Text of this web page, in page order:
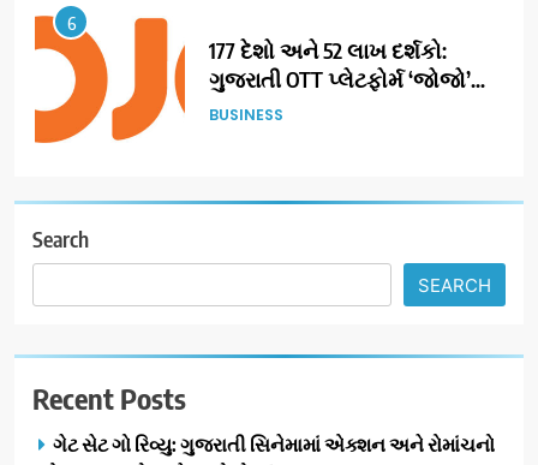
6
177 દેશો અને 52 લાખ દર્શકો:
ગુજરાતી OTT પ્લેટફોર્મ ‘જોજો’
(JOJO) નો વિશ્વભરમાં દબદબો
BUSINESS
અમદાવાદમાં યોજાયેલા ‘ઓકલ્ટ
ટેરોટ રીડર પુનિતજી લુલ્લા એ ટેરોટ
કાર્ડ રીડિંગ અંગે માહિતી આપી
ગ્લોબલ એક્સેલન્સ ફોરમ દ્વારા
પ્રતિષ્ઠિત કાર્યક્રમ નવી દિલ્હીમાં
BUSINESS
Search
SEARCH
Recent Posts
ગેટ સેટ ગો રિવ્યુ: ગુજરાતી સિનેમામાં એક્શન અને રોમાંચનો